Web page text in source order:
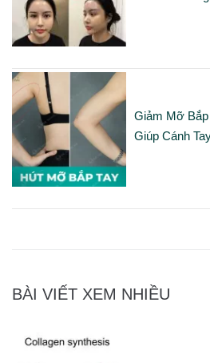
Giảm Mỡ
Giúp Cánh
BÀI VIẾT XEM NHIỀU